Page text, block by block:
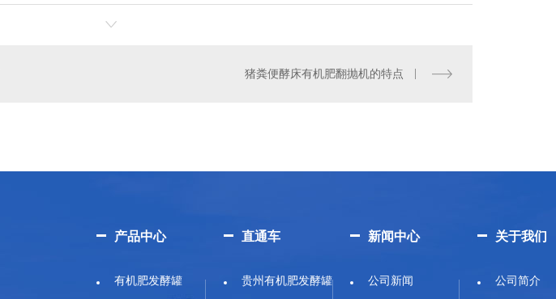
猪粪便酵床有机肥翻抛机的特点
产品中心
有机肥发酵罐
直通车
贵州有机肥发酵罐
新闻中心
公司新闻
关于我们
公司简介